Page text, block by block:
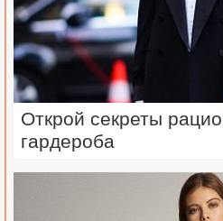
Открой секреты
гардероба